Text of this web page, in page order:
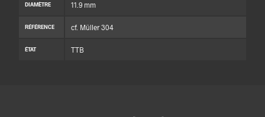
DIAMÈTRE 11.9 mm
RÉFÉRENCE cf. Müller 304
ÉTAT TTB